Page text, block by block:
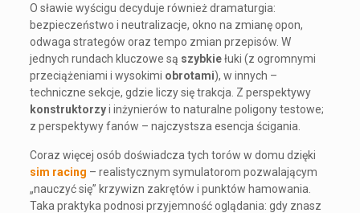
O sławie wyścigu decyduje również dramaturgia:
bezpieczeństwo i neutralizacje, okno na zmianę opon,
odwaga strategów oraz tempo zmian przepisów. W
jednych rundach kluczowe są szybkiełuki (z ogromnymi
przeciążeniami i wysokimi obrotami), w innych –
techniczne sekcje, gdzie liczy się trakcja. Z perspektywy
konstruktorzyi inżynierów to naturalne poligony testowe;
z perspektywy fanów – najczystsza esencja ścigania.
Coraz więcej osób doświadcza tych torów w domu dzięki
sim racing – realistycznym symulatorom pozwalającym
„nauczyć się” krzywizn zakrętów i punktów hamowania.
Taka praktyka podnosi przyjemność oglądania: gdy znasz